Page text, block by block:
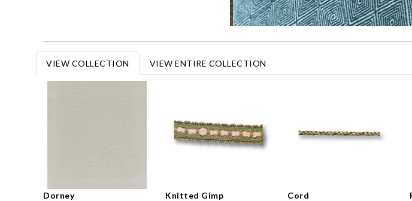
VIEW COLLECTION VIEW ENTIRE COLLECTION
Dorney
Knitted Gimp
Cord